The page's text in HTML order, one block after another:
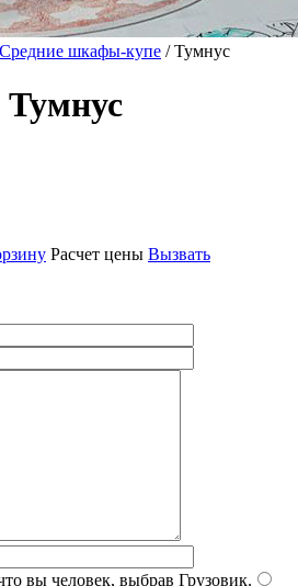
Средние шкафы-купе / Тумнус
Расчет цены Вызвать
вы человек, выбрав Грузовик.